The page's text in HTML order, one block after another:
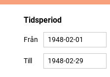
Tidsperiod
Från
Till